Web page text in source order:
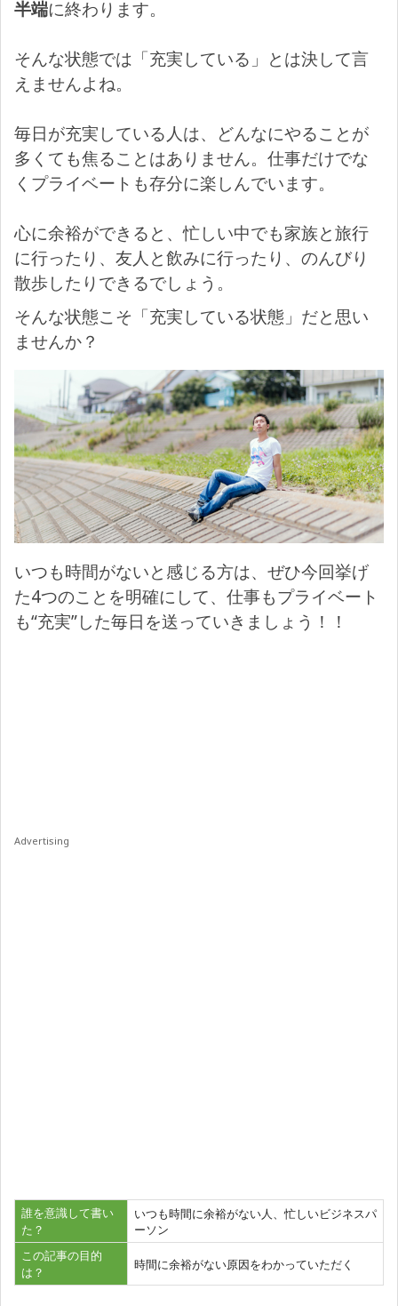
半端に終わります。
そんな状態では「充実している」とは決して言
えませんよね。
毎日が充実している人は、どんなにやることが
多くても焦ることはありません。仕事だけでな
くプライベートも存分に楽しんでいます。
心に余裕ができると、忙しい中でも家族と旅行
に行ったり、友人と飲みに行ったり、のんびり
散歩したりできるでしょう。
そんな状態こそ「充実している状態」だと思い
ませんか？
いつも時間がないと感じる方は、ぜひ今回挙げ
た4つのことを明確にして、仕事もプライベート
も“充実”した毎日を送っていきましょう！！
Advertising
誰を意識して書い
た？
いつも時間に余裕がない人、忙しいビジネスパ
ーソン
この記事の目的
は？
時間に余裕がない原因をわかっていただく